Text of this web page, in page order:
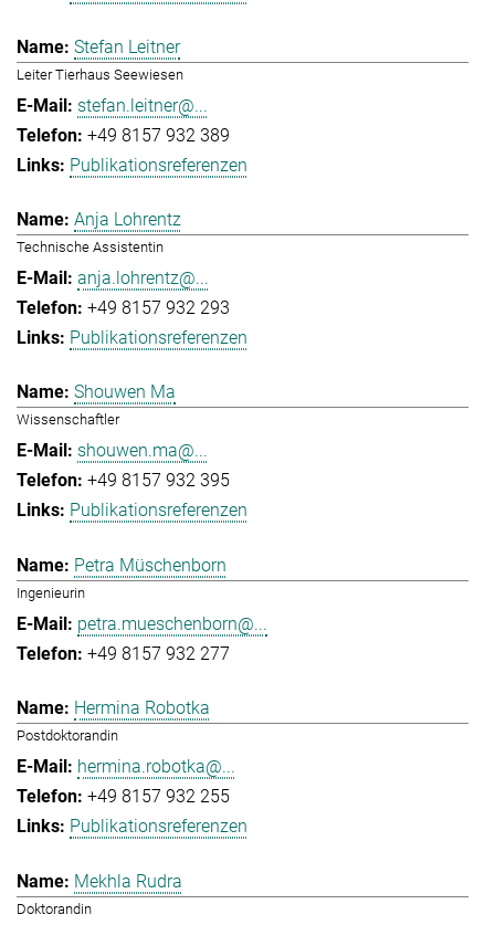
Stefan Leitner
Leiter Tierhaus Seewiesen
stefan.leitner@...
+49 8157 932 389
Publikationsreferenzen
Anja Lohrentz
Technische Assistentin
anja.lohrentz@...
+49 8157 932 293
Publikationsreferenzen
Shouwen Ma
Wissenschaftler
shouwen.ma@...
+49 8157 932 395
Publikationsreferenzen
Petra Müschenborn
Ingenieurin
petra.mueschenborn@...
+49 8157 932 277
Hermina Robotka
Postdoktorandin
hermina.robotka@...
+49 8157 932 255
Publikationsreferenzen
Mekhla Rudra
Doktorandin